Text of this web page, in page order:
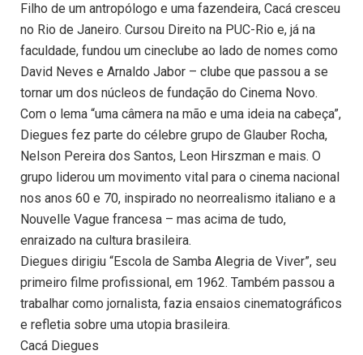
Filho de um antropólogo e uma fazendeira, Cacá cresceu
no Rio de Janeiro. Cursou Direito na PUC-Rio e, já na
faculdade, fundou um cineclube ao lado de nomes como
David Neves e Arnaldo Jabor – clube que passou a se
tornar um dos núcleos de fundação do Cinema Novo.
Com o lema “uma câmera na mão e uma ideia na cabeça”,
Diegues fez parte do célebre grupo de Glauber Rocha,
Nelson Pereira dos Santos, Leon Hirszman e mais. O
grupo liderou um movimento vital para o cinema nacional
nos anos 60 e 70, inspirado no neorrealismo italiano e a
Nouvelle Vague francesa – mas acima de tudo,
enraizado na cultura brasileira.
Diegues dirigiu “Escola de Samba Alegria de Viver”, seu
primeiro filme profissional, em 1962. Também passou a
trabalhar como jornalista, fazia ensaios cinematográficos
e refletia sobre uma utopia brasileira.
Cacá Diegues